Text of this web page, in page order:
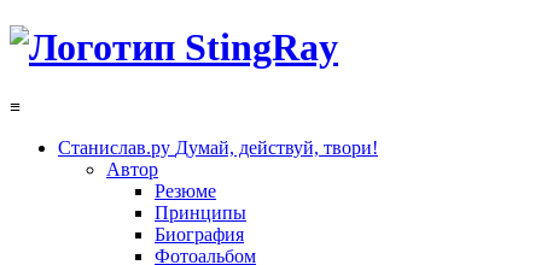
≡
Станислав.ру Думай, действуй, твори!
Автор
Резюме
Принципы
Биография
Фотоальбом